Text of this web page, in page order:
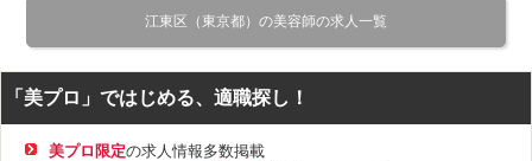
江東区（東京都）の美容師の求人一覧
「美プロ」ではじめる、適職探し！
美プロ限定の求人情報多数掲載